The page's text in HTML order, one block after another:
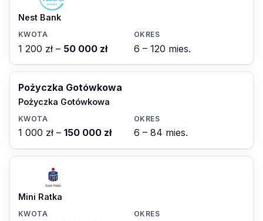
Nest Bank
1 200 zł – 50 000 zł 6 – 120 mies.
Pożyczka Gotówkowa
Pożyczka Gotówkowa
1 000 zł – 150 000 zł 6 – 84 mies.
Mini Ratka